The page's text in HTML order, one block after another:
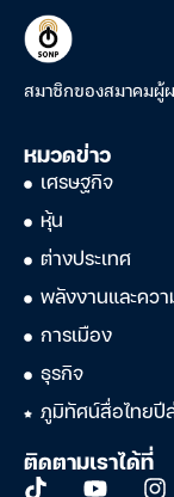
สมาชิกของสมาคมผู้
หมวดข่าว
เศรษฐกิจ
หุ้น
ต่างประเทศ
พลังงานและคว
การเมือง
ธุรกิจ
ภูมิทัศน์สื่อไทยปี
ติดตามเราได้ที่